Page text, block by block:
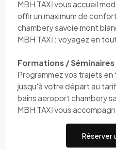
MBH TAXI vous accueil
offir un maximum de
chambery savoie mont
MBH TAXI : voyagez en
Formations / Séminaires
Programmez vos trajets
jusqu'à votre départ au
bains aeroport chambery
MBH TAXI vous
Réserver